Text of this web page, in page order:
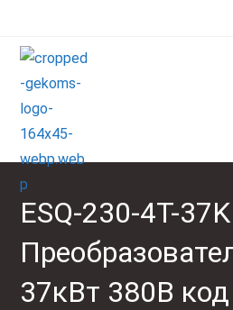
содержимому
ESQ-230-4T-37K
37кВт 380В код